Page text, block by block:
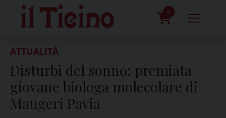
content
0
ATTUALITÀ
Disturbi del sonno: premiata
giovane biologa molecolare di
Maugeri Pavia